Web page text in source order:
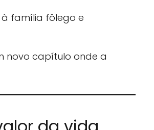
família fôlego e
novo capítulo onde a